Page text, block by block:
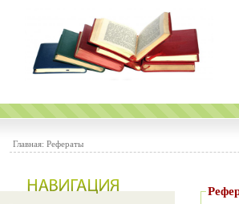
Главная: Рефераты